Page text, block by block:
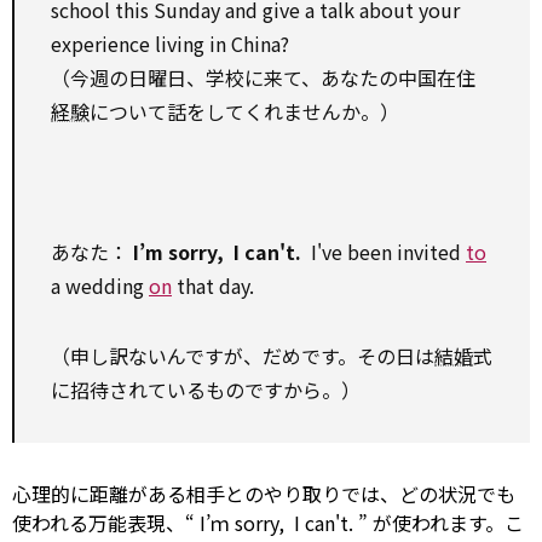
school this Sunday and give a talk about your
experience living in China?
（今週の日曜日、学校に来て、あなたの中国在住
経験について話をしてくれませんか。）
あなた： I’m sorry, I can't. I've been invited to
a weddingon that day.
（申し訳ないんですが、だめです。その日は結婚式
に招待されているものですから。）
心理的に距離がある相手とのやり取りでは、どの状況でも
使われる万能表現、“ I’ｍ sorry, I can't. ” が使われます。こ